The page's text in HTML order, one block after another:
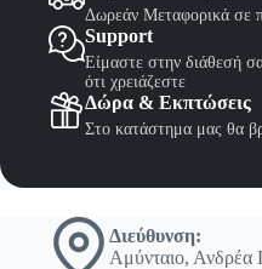
Δωρεάν Μεταφορικά σε
Support
Είμαστε στην διάθεσή
ότι χρειάζεστε
Δώρα & Εκπτώσεις
Στο κατάστημα μας θα
Διεύθυνση:
Αμύνταιο,